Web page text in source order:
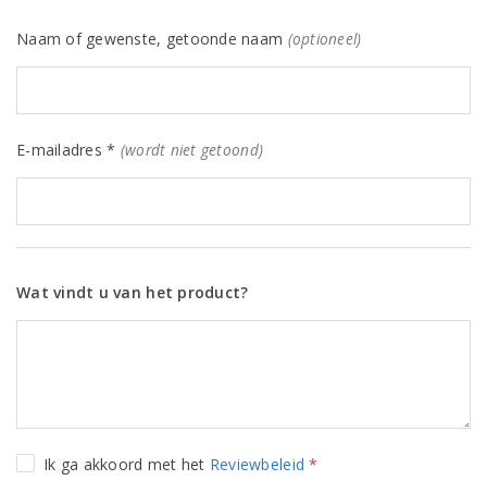
Naam of gewenste, getoonde naam (optioneel)
E-mailadres * (wordt niet getoond)
Wat vindt u van het product?
Ik ga akkoord met het Reviewbeleid *